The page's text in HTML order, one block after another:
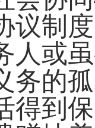
议制
人或
务的
得到